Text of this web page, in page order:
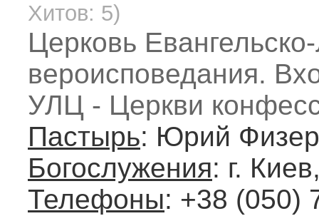
Хитов: 5)
Церковь
вероисповедания.
УЛЦ - Церкви
Пастырь: Юрий
Богослужения: г.
Телефоны: +38 (050)